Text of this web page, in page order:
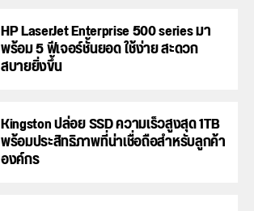
HP LaserJet Enterprise 500 series มา
พร้อม 5 ฟีเจอร์ชั้นยอด ใช้ง่าย สะดวก
สบายยิ่งขึ้น
Kingston ปล่อย SSD ความเร็วสูงสุด 1TB
พร้อมประสิทธิภาพที่น่าเชื่อถือสำหรับลูกค้า
องค์กร